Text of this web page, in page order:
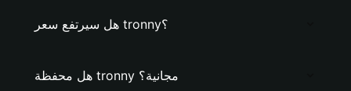
هل سيرتفع سعر tronny؟
هل محفظة tronny مجانية؟